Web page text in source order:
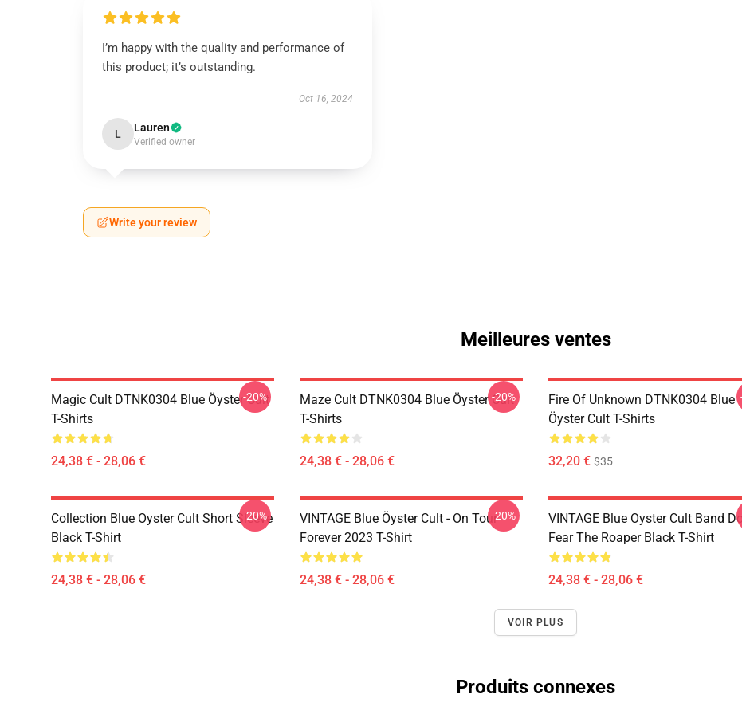
I’m happy with the quality and performance of
this product; it’s outstanding.
Oct 16, 2024
L Lauren
Verified owner
Write your review
Meilleures ventes
Magic Cult DTNK0304 Blue Öyster Cult
T-Shirts
24,38 € - 28,06 €
-20%
Maze Cult DTNK0304 Blue Öyster Cult
T-Shirts
24,38 € - 28,06 €
-20%
Fire Of Unknown DTNK0304 Blue
Öyster Cult T-Shirts
32,20 € $35
Collection Blue Oyster Cult Short Sleeve
Black T-Shirt
24,38 € - 28,06 €
-20%
VINTAGE Blue Öyster Cult - On Tour
Forever 2023 T-Shirt
24,38 € - 28,06 €
-20%
VINTAGE Blue Oyster Cult Band
Fear The Roaper Black T-Shirt
24,38 € - 28,06 €
VOIR PLUS
Produits connexes